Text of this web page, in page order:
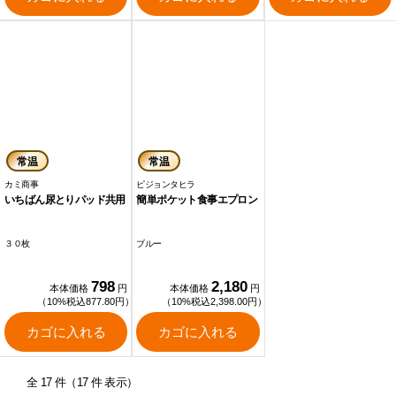
常温
カミ商事
いちばん尿とりパッド共用
３０枚
本体価格 798 円
（10%税込877.80円）
カゴに入れる
常温
ピジョンタヒラ
簡単ポケット食事エプロン
ブルー
本体価格 2,180 円
（10%税込2,398.00円）
カゴに入れる
全 17 件（17 件 表示）